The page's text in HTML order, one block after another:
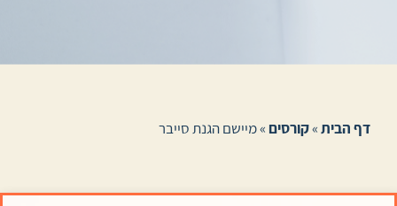
דף הבית»קורסים »מיישם הגנת סייבר